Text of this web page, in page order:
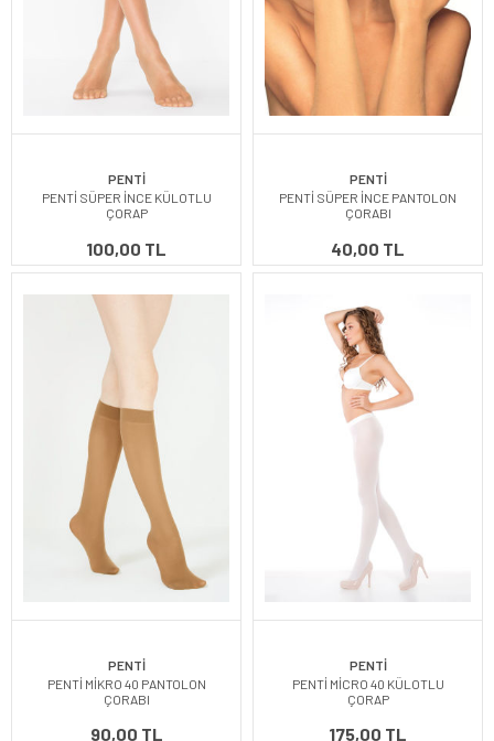
PENTİ
PENTİ SÜPER İNCE KÜLOTLU
ÇORAP
100,00 TL
PENTİ
PENTİ SÜPER İNCE PANTOLON
ÇORABI
40,00 TL
PENTİ
PENTİ MİKRO 40 PANTOLON
ÇORABI
90,00 TL
PENTİ
PENTİ MİCRO 40 KÜLOTLU
ÇORAP
175,00 TL